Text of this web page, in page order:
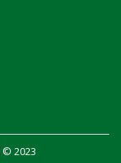
© 2023